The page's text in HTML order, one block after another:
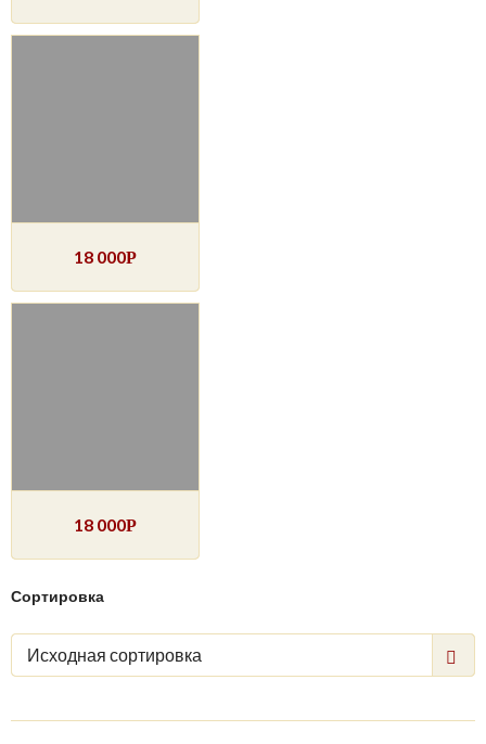
18 000Р
18 000Р
Сортировка
Исходная сортировка